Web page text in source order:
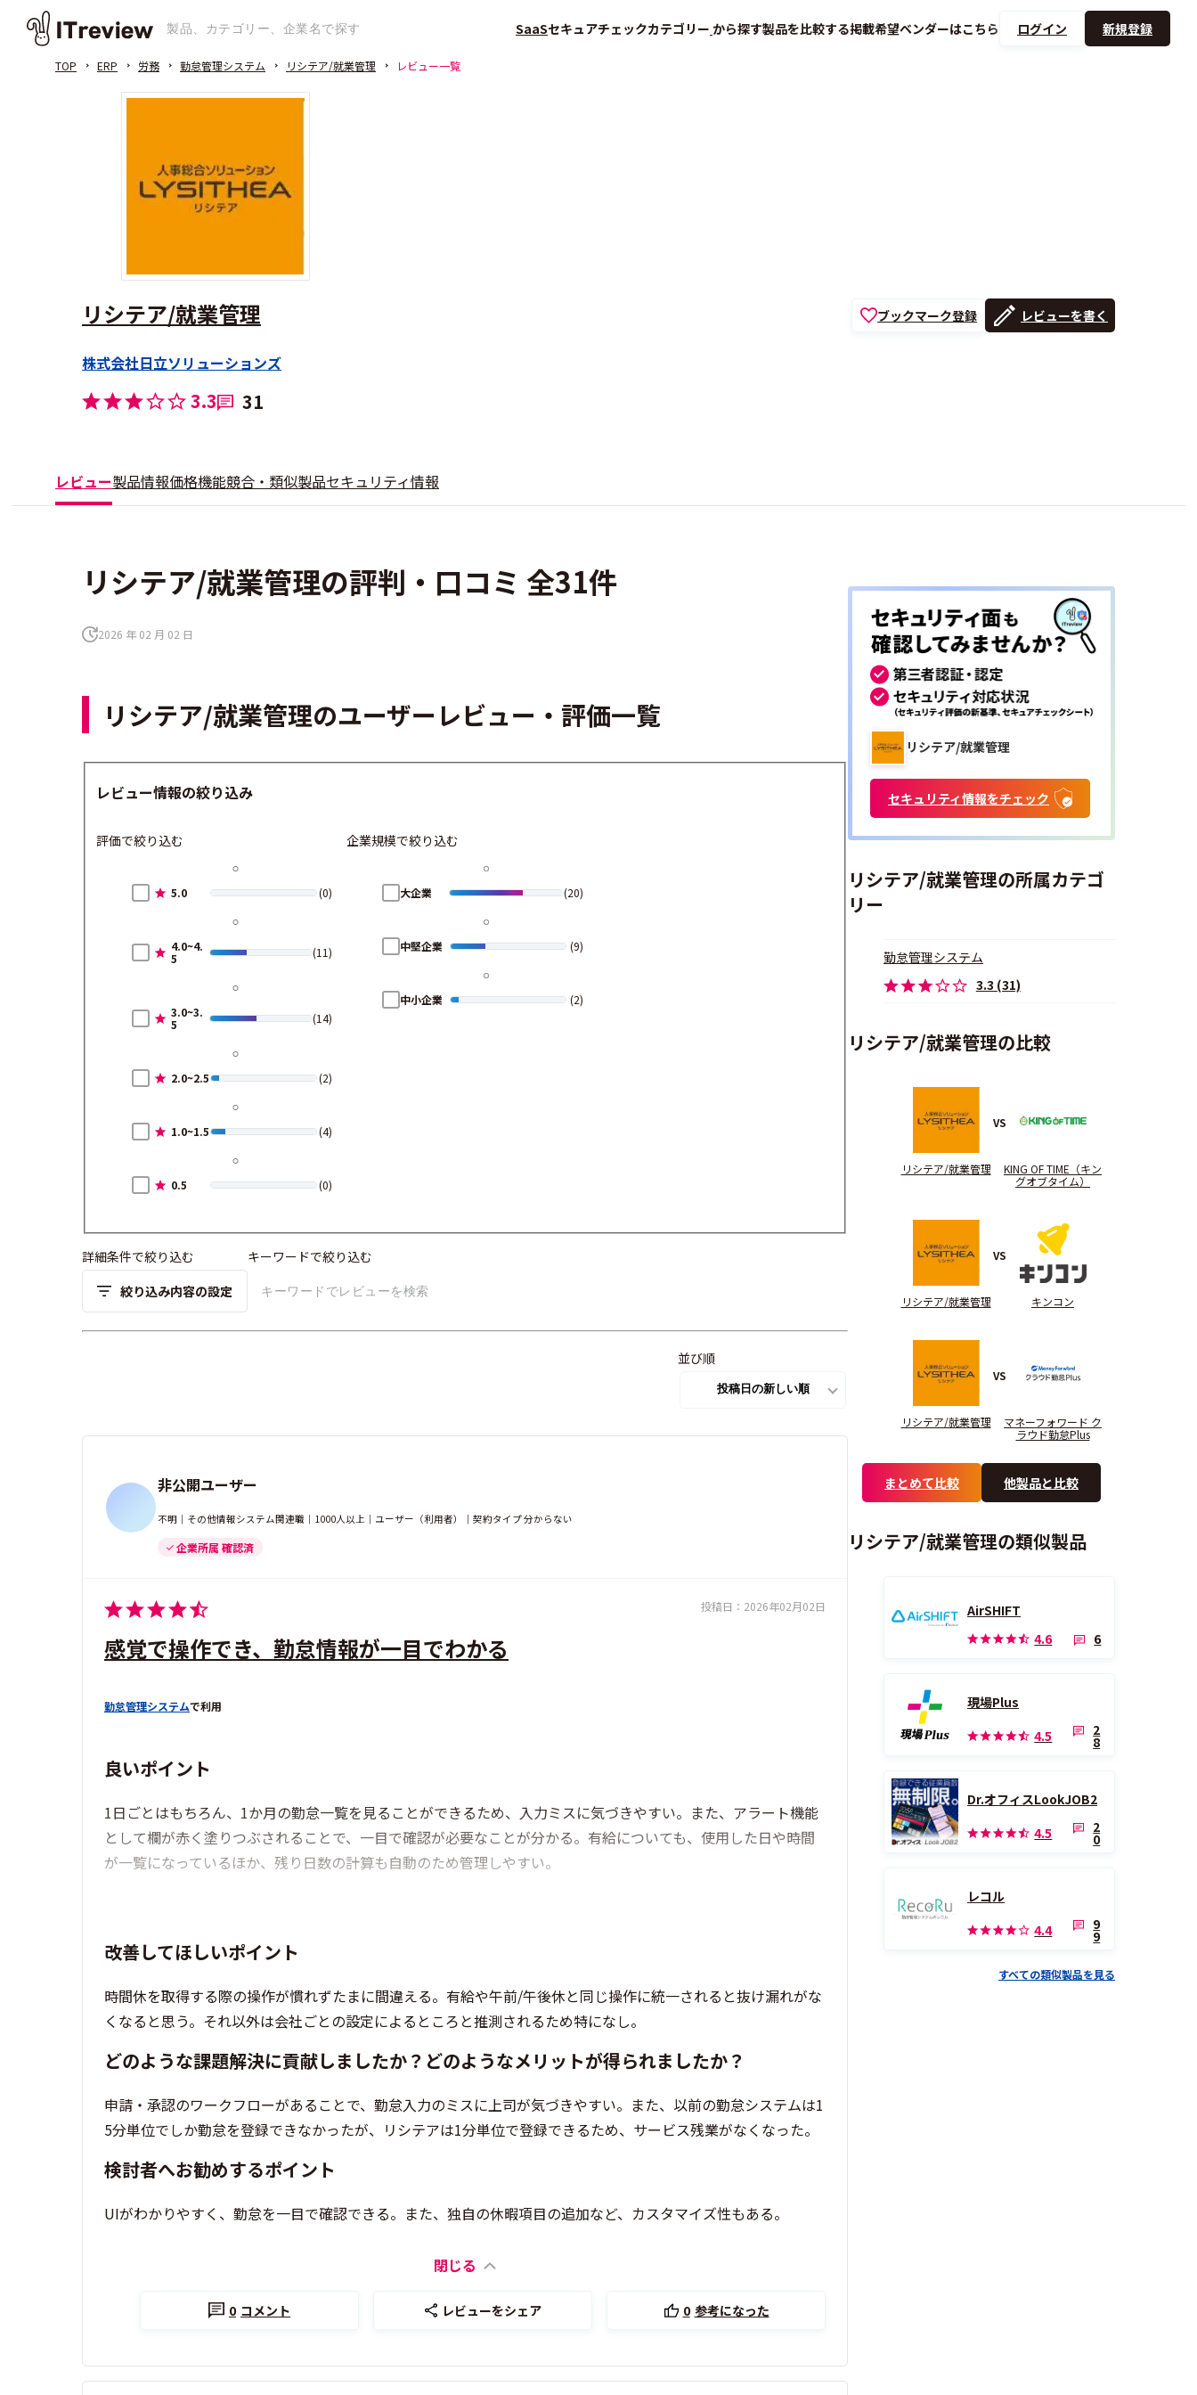
SaaSセキュアチェックカテゴリー から探す製品を比較する掲載希望ベンダーはこちら ログイン 新規登録
TOP ERP 労務 勤怠管理システム リシテア/就業管理 レビュー一覧
リシテア/就業管理
株式会社日立ソリューションズ
3.3 31
ブックマーク登録 レビューを書く
レビュー製品情報価格機能競合・類似製品セキュリティ情報
リシテア/就業管理の評判・口コミ 全31件
2026 年 02 月 02 日
リシテア/就業管理のユーザーレビュー・評価一覧
レビュー情報の絞り込み
評価で絞り込む
5.0 (0)
4.0~4.
5
(11)
3.0~3.
5
(14)
2.0~2.5 (2)
1.0~1.5 (4)
0.5 (0)
企業規模で絞り込む
大企業 (20)
中堅企業 (9)
中小企業 (2)
詳細条件で絞り込む
絞り込み内容の設定
キーワードで絞り込む
並び順
非公開ユーザー
不明｜その他情報システム関連職｜1000人以上｜ユーザー（利用者）｜契約タイプ 分からない
企業所属 確認済
投稿日： 2026年02月02日
感覚で操作でき、勤怠情報が一目でわかる
勤怠管理システムで利用
良いポイント
1日ごとはもちろん、1か月の勤怠一覧を見ることができるため、入力ミスに気づきやすい。また、アラート機能
として欄が赤く塗りつぶされることで、一目で確認が必要なことが分かる。有給についても、使用した日や時間
が一覧になっているほか、残り日数の計算も自動のため管理しやすい。
改善してほしいポイント
時間休を取得する際の操作が慣れずたまに間違える。有給や午前/午後休と同じ操作に統一されると抜け漏れがな
くなると思う。それ以外は会社ごとの設定によるところと推測されるため特になし。
どのような課題解決に貢献しましたか？どのようなメリットが得られましたか？
申請・承認のワークフローがあることで、勤怠入力のミスに上司が気づきやすい。また、以前の勤怠システムは1
5分単位でしか勤怠を登録できなかったが、リシテアは1分単位で登録できるため、サービス残業がなくなった。
検討者へお勧めするポイント
UIがわかりやすく、勤怠を一目で確認できる。また、独自の休暇項目の追加など、カスタマイズ性もある。
閉じる
0 コメント レビューをシェア 0 参考になった
リシテア/就業管理
セキュリティ情報をチェック
リシテア/就業管理の所属カテゴ
リー
勤怠管理システム
3.3 (31)
リシテア/就業管理の比較
リシテア/就業管理
VS
KING OF TIME（キン
グオブタイム）
リシテア/就業管理
VS
キンコン
リシテア/就業管理
VS
マネーフォワード ク
ラウド勤怠Plus
まとめて比較 他製品と比較
リシテア/就業管理の類似製品
AirSHIFT
4.6
6
現場Plus
4.5
2
8
Dr.オフィスLookJOB2
4.5
2
0
レコル
4.4
9
9
すべての類似製品を見る